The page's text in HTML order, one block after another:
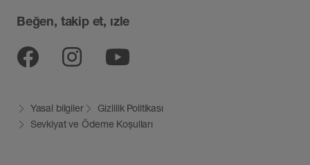
Beğen, takip et, ızle
Facebook
Instagram
Yasal bilgiler
Gizlilik Politikası
Sevkiyat ve Ödeme Koșulları